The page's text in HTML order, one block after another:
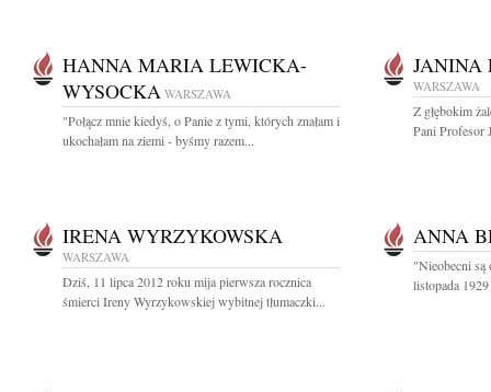
HANNA MARIA LEWICKA-
WYSOCKA WARSZAWA
"Połącz mnie kiedyś, o Panie z tymi, których znałam i
ukochałam na ziemi - byśmy razem...
JANINA
WARSZAWA
Z głębokim
Pani Profesor
IRENA WYRZYKOWSKA
WARSZAWA
Dziś, 11 lipca 2012 roku mija pierwsza rocznica
śmierci Ireny Wyrzykowskiej wybitnej tłumaczki...
ANNA
"Nieobecni
listopada